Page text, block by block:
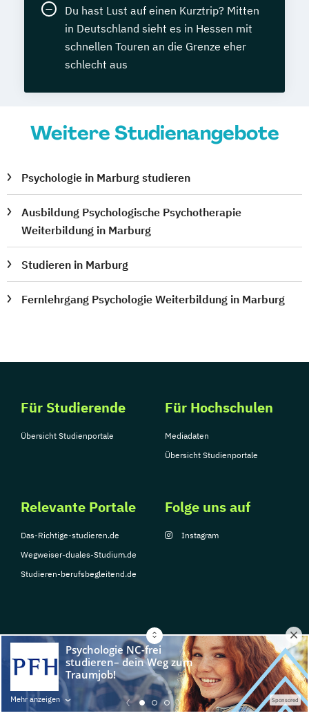
Mehr anzeigen Sponsored
Du hast Lust auf einen Kurztrip? Mitten
in Deutschland sieht es in Hessen mit
schnellen Touren an die Grenze eher
schlecht aus
Weitere Studienangebote
Psychologie in Marburg studieren
Ausbildung Psychologische Psychotherapie
Weiterbildung in Marburg
Studieren in Marburg
Fernlehrgang Psychologie Weiterbildung in Marburg
Für Studierende
Übersicht Studienportale
Für Hochschulen
Mediadaten
Übersicht Studienportale
Relevante Portale
Das-Richtige-studieren.de
Wegweiser-duales-Studium.de
Studieren-berufsbegleitend.de
Folge uns auf
Instagram
© Copyright 2026, TarGroup Media GmbH
Datenschutzerklärung Nutzungsbedingungen